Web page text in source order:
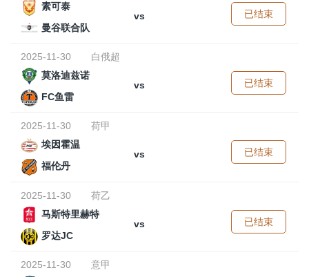
素可泰
vs
曼谷联合队
已结束
2025-11-30
白俄超
莫洛迪兹诺
vs
FC鱼雷
已结束
2025-11-30
荷甲
埃因霍温
vs
福伦丹
已结束
2025-11-30
荷乙
马斯特里赫特
vs
罗达JC
已结束
2025-11-30
意甲